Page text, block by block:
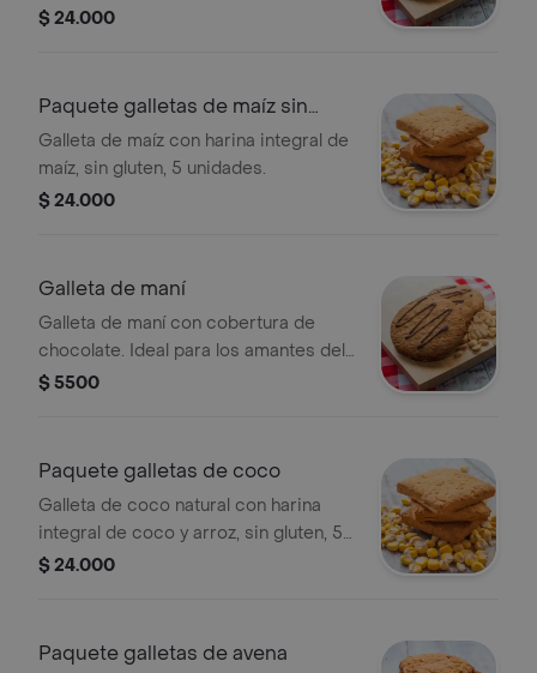
unidades.
$ 24.000
Paquete galletas de maíz sin
gluten
Galleta de maíz con harina integral de
maíz, sin gluten, 5 unidades.
$ 24.000
Galleta de maní
Galleta de maní con cobertura de
chocolate. Ideal para los amantes del
maní.
$ 5500
Paquete galletas de coco
Galleta de coco natural con harina
integral de coco y arroz, sin gluten, 5
unidades.
$ 24.000
Paquete galletas de avena